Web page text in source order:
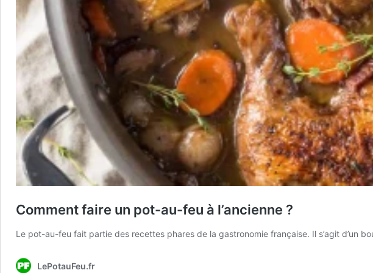
Comment faire un pot-au-feu à l’ancienne ?
Le pot-au-feu fait partie des recettes phares de la gastronomie française. Il s’agit
LePotauFeu.fr